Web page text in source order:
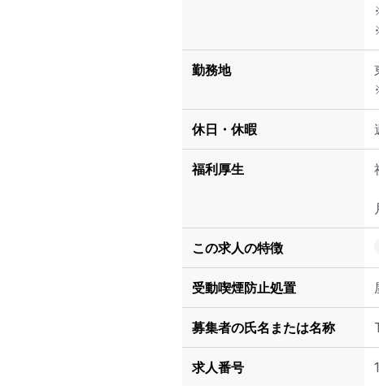
勤務地
休日・休暇
福利厚生
この求人の特徴
受動喫煙防止処置
募集者の氏名または名称
求人番号